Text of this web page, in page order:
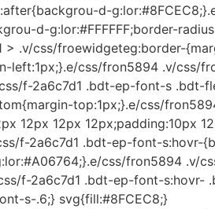
d-
d-g:lor:#FFFFFF;border-
.v/css/froewidgeteg:border-
css/fron5894 .v/css/
f-2a6c7d1 .bdt-ep-font-s .bdt-
top:1px;}.e/css/
12px 12px 12px;padding:10px
f-2a6c7d1 .bdt-ep-font-s:hovr-
css/fron5894 .v/
f-2a6c7d1 .bdt-ep-font-s:hovr-
s-.6;} svg{fill:#8FCEC8;}